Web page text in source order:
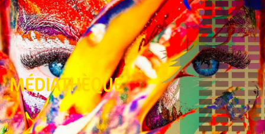
MÉDIATHÈQUE